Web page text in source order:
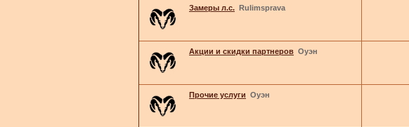
Замеры л.с. Rulimsprava
Акции и скидки партнеров Оуэн
Прочие услуги Оуэн